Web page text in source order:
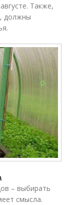
Также,
должны
– выбирать
смысла.